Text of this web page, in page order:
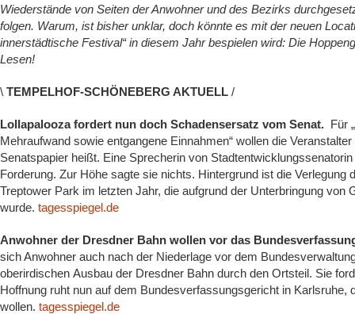
Wiederstände von Seiten der Anwohner und des Bezirks
folgen. Warum, ist bisher unklar, doch könnte es mit der neuen
innerstädtische Festival“ in diesem Jahr bespielen wird: Die
Lesen!
\ TEMPELHOF-SCHÖNEBERG AKTUELL /
Lollapalooza fordert nun doch Schadensersatz vom Senat. Für
Mehraufwand sowie entgangene Einnahmen“ wollen die
Senatspapier heißt. Eine Sprecherin von
Forderung. Zur Höhe sagte sie nichts. Hintergrund ist die Verlegung
Treptower Park im letzten Jahr, die aufgrund der Unterbringung von
wurde. tagesspiegel.de
Anwohner der Dresdner Bahn wollen vor das
sich Anwohner auch nach der Niederlage vor dem
oberirdischen Ausbau der Dresdner Bahn durch den Ortsteil. Sie
Hoffnung ruht nun auf dem Bundesverfassungsgericht in
wollen. tagesspiegel.de